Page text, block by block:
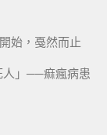
始，戞然而止
人」──痲瘋病患